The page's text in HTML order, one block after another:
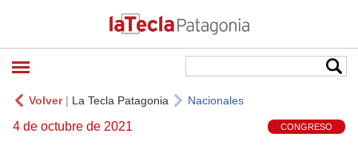
Volver| La Tecla Patagonia Nacionales
4 de octubre de 2021 CONGRESO